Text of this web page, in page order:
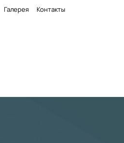
Галерея Контакты